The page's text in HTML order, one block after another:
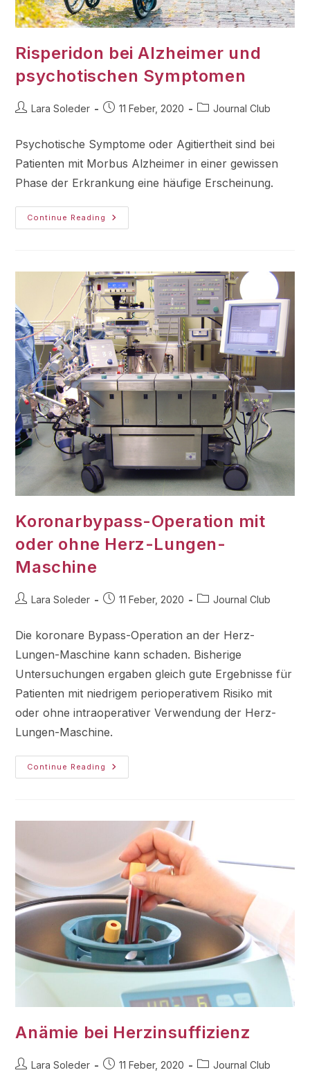
Risperidon bei Alzheimer und
psychotischen Symptomen
Lara Soleder 11 Feber, 2020 Journal Club
Psychotische Symptome oder Agitiertheit sind bei
Patienten mit Morbus Alzheimer in einer gewissen
Phase der Erkrankung eine häufige Erscheinung.
Continue Reading
Koronarbypass-Operation mit
oder ohne Herz-Lungen-
Maschine
Lara Soleder 11 Feber, 2020 Journal Club
Die koronare Bypass-Operation an der Herz-
Lungen-Maschine kann schaden. Bisherige
Untersuchungen ergaben gleich gute Ergebnisse für
Patienten mit niedrigem perioperativem Risiko mit
oder ohne intraoperativer Verwendung der Herz-
Lungen-Maschine.
Continue Reading
Anämie bei Herzinsuffizienz
Lara Soleder 11 Feber, 2020 Journal Club